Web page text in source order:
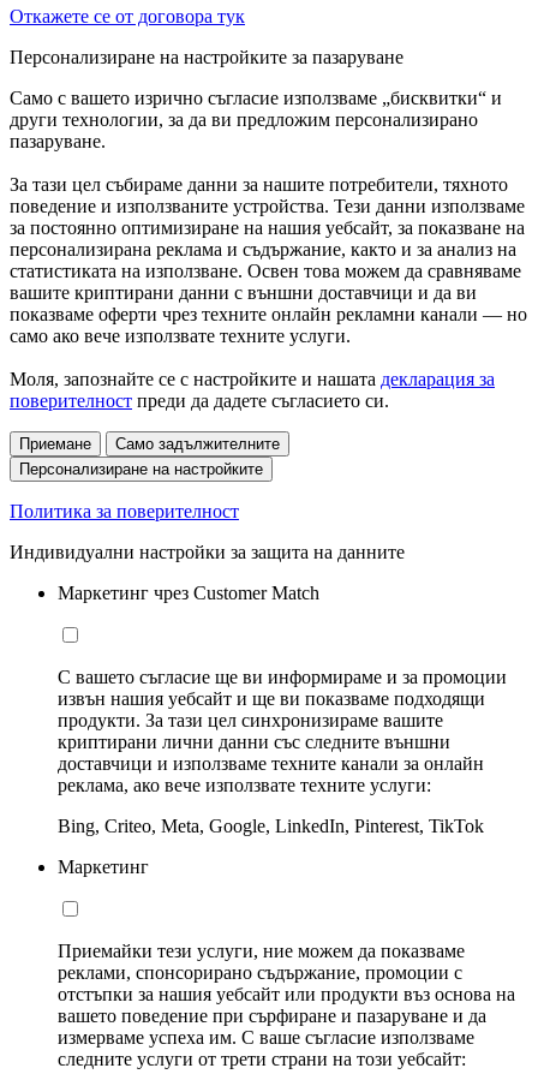
Откажете се от договора тук
Персонализиране на настройките за пазаруване
Само с вашето изрично съгласие използваме „бисквитки“ и
други технологии, за да ви предложим персонализирано
пазаруване.
За тази цел събираме данни за нашите потребители, тяхното
поведение и използваните устройства. Тези данни използваме
за постоянно оптимизиране на нашия уебсайт, за показване на
персонализирана реклама и съдържание, както и за анализ на
статистиката на използване. Освен това можем да сравняваме
вашите криптирани данни с външни доставчици и да ви
показваме оферти чрез техните онлайн рекламни канали — но
само ако вече използвате техните услуги.
Моля, запознайте се с настройките и нашата декларация за
поверителност преди да дадете съгласието си.
Приемане
Само задължителните
Персонализиране на настройките
Политика за поверителност
Индивидуални настройки за защита на данните
Маркетинг чрез Customer Match
С вашето съгласие ще ви информираме и за промоции
извън нашия уебсайт и ще ви показваме подходящи
продукти. За тази цел синхронизираме вашите
криптирани лични данни със следните външни
доставчици и използваме техните канали за онлайн
реклама, ако вече използвате техните услуги:
Bing, Criteo, Meta, Google, LinkedIn, Pinterest, TikTok
Маркетинг
Приемайки тези услуги, ние можем да показваме
реклами, спонсорирано съдържание, промоции с
отстъпки за нашия уебсайт или продукти въз основа на
вашето поведение при сърфиране и пазаруване и да
измерваме успеха им. С ваше съгласие използваме
следните услуги от трети страни на този уебсайт: